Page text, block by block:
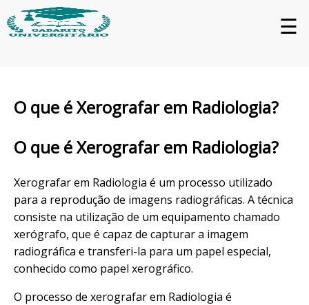
☰
O que é Xerografar em Radiologia?
O que é Xerografar em Radiologia?
Xerografar em Radiologia é um processo utilizado
para a reprodução de imagens radiográficas. A técnica
consiste na utilização de um equipamento chamado
xerógrafo, que é capaz de capturar a imagem
radiográfica e transferi-la para um papel especial,
conhecido como papel xerográfico.
O processo de xerografar em Radiologia é